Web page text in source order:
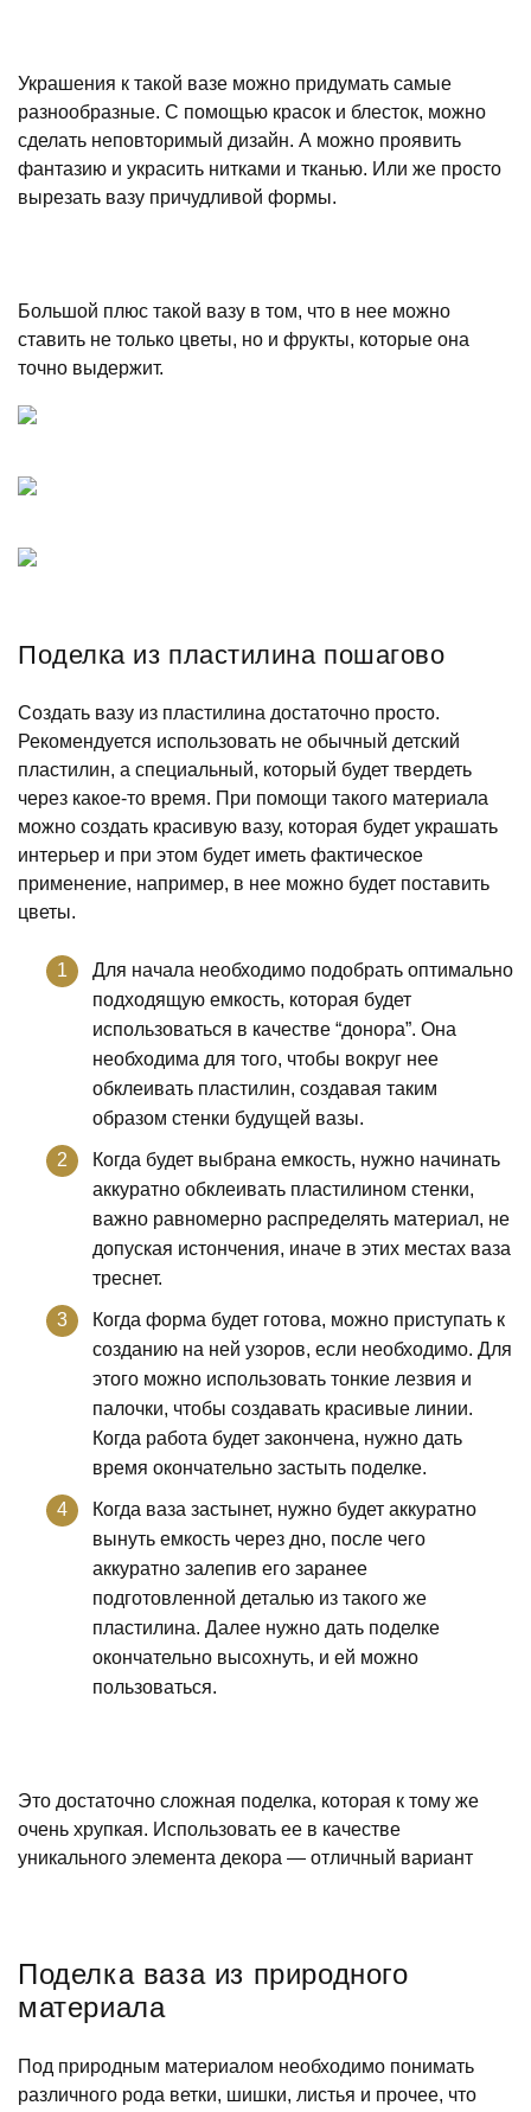
Украшения к такой вазе можно придумать самые
разнообразные. С помощью красок и блесток, можно
сделать неповторимый дизайн. А можно проявить
фантазию и украсить нитками и тканью. Или же просто
вырезать вазу причудливой формы.
Большой плюс такой вазу в том, что в нее можно
ставить не только цветы, но и фрукты, которые она
точно выдержит.
Поделка из пластилина пошагово
Создать вазу из пластилина достаточно просто.
Рекомендуется использовать не обычный детский
пластилин, а специальный, который будет твердеть
через какое-то время. При помощи такого материала
можно создать красивую вазу, которая будет украшать
интерьер и при этом будет иметь фактическое
применение, например, в нее можно будет поставить
цветы.
Для начала необходимо подобрать оптимально
подходящую емкость, которая будет
использоваться в качестве “донора”. Она
необходима для того, чтобы вокруг нее
обклеивать пластилин, создавая таким
образом стенки будущей вазы.
Когда будет выбрана емкость, нужно начинать
аккуратно обклеивать пластилином стенки,
важно равномерно распределять материал, не
допуская истончения, иначе в этих местах ваза
треснет.
Когда форма будет готова, можно приступать к
созданию на ней узоров, если необходимо. Для
этого можно использовать тонкие лезвия и
палочки, чтобы создавать красивые линии.
Когда работа будет закончена, нужно дать
время окончательно застыть поделке.
Когда ваза застынет, нужно будет аккуратно
вынуть емкость через дно, после чего
аккуратно залепив его заранее
подготовленной деталью из такого же
пластилина. Далее нужно дать поделке
окончательно высохнуть, и ей можно
пользоваться.
Это достаточно сложная поделка, которая к тому же
очень хрупкая. Использовать ее в качестве
уникального элемента декора — отличный вариант
Поделка ваза из природного
материала
Под природным материалом необходимо понимать
различного рода ветки, шишки, листья и прочее, что